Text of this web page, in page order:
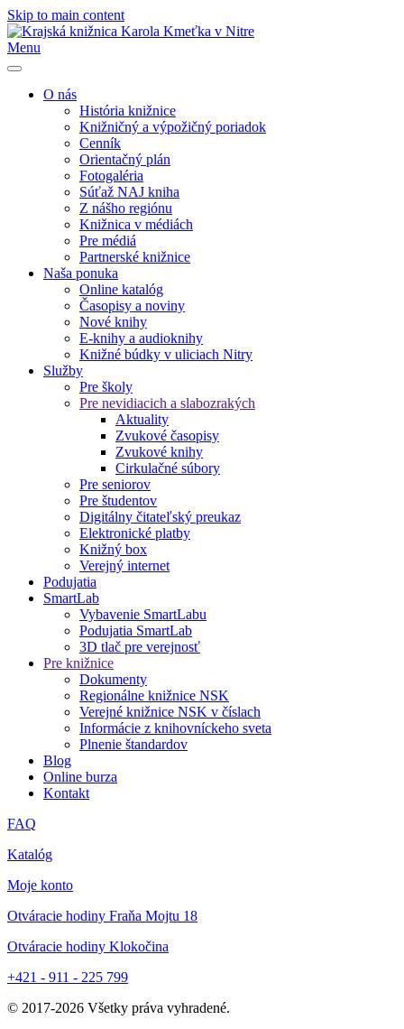
Skip to main content
Menu
O nás
História knižnice
Knižničný a výpožičný poriadok
Cenník
Orientačný plán
Fotogaléria
Súťaž NAJ kniha
Z nášho regiónu
Knižnica v médiách
Pre médiá
Partnerské knižnice
Naša ponuka
Online katalóg
Časopisy a noviny
Nové knihy
E-knihy a audioknihy
Knižné búdky v uliciach Nitry
Služby
Pre školy
Pre nevidiacich a slabozrakých
Aktuality
Zvukové časopisy
Zvukové knihy
Cirkulačné súbory
Pre seniorov
Pre študentov
Digitálny čitateľský preukaz
Elektronické platby
Knižný box
Verejný internet
Podujatia
SmartLab
Vybavenie SmartLabu
Podujatia SmartLab
3D tlač pre verejnosť
Pre knižnice
Dokumenty
Regionálne knižnice NSK
Verejné knižnice NSK v číslach
Informácie z knihovníckeho sveta
Plnenie štandardov
Blog
Online burza
Kontakt
FAQ
Katalóg
Moje konto
Otváracie hodiny Fraňa Mojtu 18
Otváracie hodiny Klokočina
+421 - 911 - 225 799
© 2017-2026 Všetky práva vyhradené.